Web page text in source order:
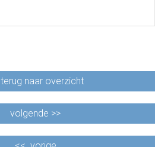
terug naar overzicht
volgende >>